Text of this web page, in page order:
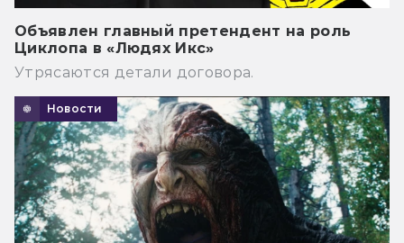
Объявлен главный претендент на роль
Циклопа в «Людях Икс»
Утрясаются детали договора.
Новости